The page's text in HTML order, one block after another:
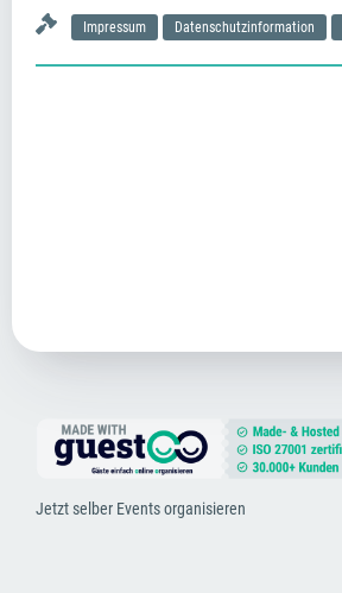
Impressum Datenschutzinformation
Jetzt selber Events organisieren